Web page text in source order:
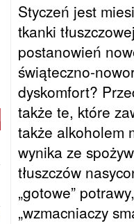
Styczeń jest
tkanki
postanowień
świąteczno-
dyskomfort?
także te, które
także alkoholem
wynika ze
tłuszczów
„gotowe”
„wzmacniaczy